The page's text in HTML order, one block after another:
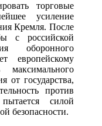
торговые
усиление
Кремля. После
с российской
оборонного
европейскому
от государства,
против
силой
безопасности.